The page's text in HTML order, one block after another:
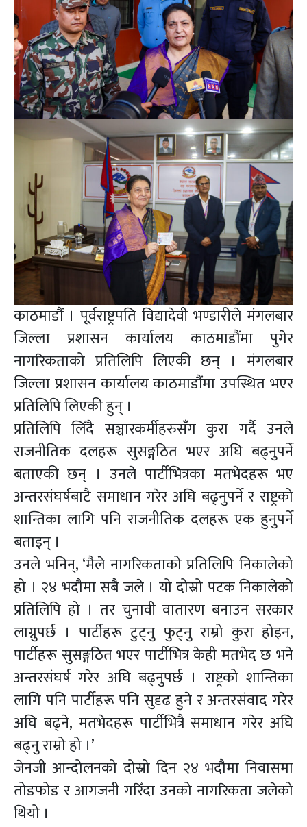
काठमाडौं । पूर्वराष्ट्रपति विद्यादेवी भण्डारीले मंगलबार
जिल्ला प्रशासन कार्यालय काठमाडौंमा पुगेर
नागरिकताको प्रतिलिपि लिएकी छन् । मंगलबार
जिल्ला प्रशासन कार्यालय काठमाडौंमा उपस्थित भएर
प्रतिलिपि लिएकी हुन् ।
प्रतिलिपि लिँदै सञ्चारकर्मीहरुसँग कुरा गर्दै उनले
राजनीतिक दलहरू सुसङ्गठित भएर अघि बढ्नुपर्ने
बताएकी छन् । उनले पार्टीभित्रका मतभेदहरू भए
अन्तरसंघर्षबाटै समाधान गरेर अघि बढ्नुपर्ने र राष्ट्रको
शान्तिका लागि पनि राजनीतिक दलहरू एक हुनुपर्ने
बताइन् ।
उनले भनिन्, ‘मैले नागरिकताको प्रतिलिपि निकालेको
हो । २४ भदौमा सबै जले । यो दोस्रो पटक निकालेको
प्रतिलिपि हो । तर चुनावी वातारण बनाउन सरकार
लाग्नुपर्छ । पार्टीहरू टुट्नु फुट्नु राम्रो कुरा होइन,
पार्टीहरू सुसङ्गठित भएर पार्टीभित्र केही मतभेद छ भने
अन्तरसंघर्ष गरेर अघि बढ्नुपर्छ । राष्ट्रको शान्तिका
लागि पनि पार्टीहरू पनि सुदृढ हुने र अन्तरसंवाद गरेर
अघि बढ्ने, मतभेदहरू पार्टीभित्रै समाधान गरेर अघि
बढ्नु राम्रो हो ।’
जेनजी आन्दोलनको दोस्रो दिन २४ भदौमा निवासमा
तोडफोड र आगजनी गरिँदा उनको नागरिकता जलेको
थियो ।